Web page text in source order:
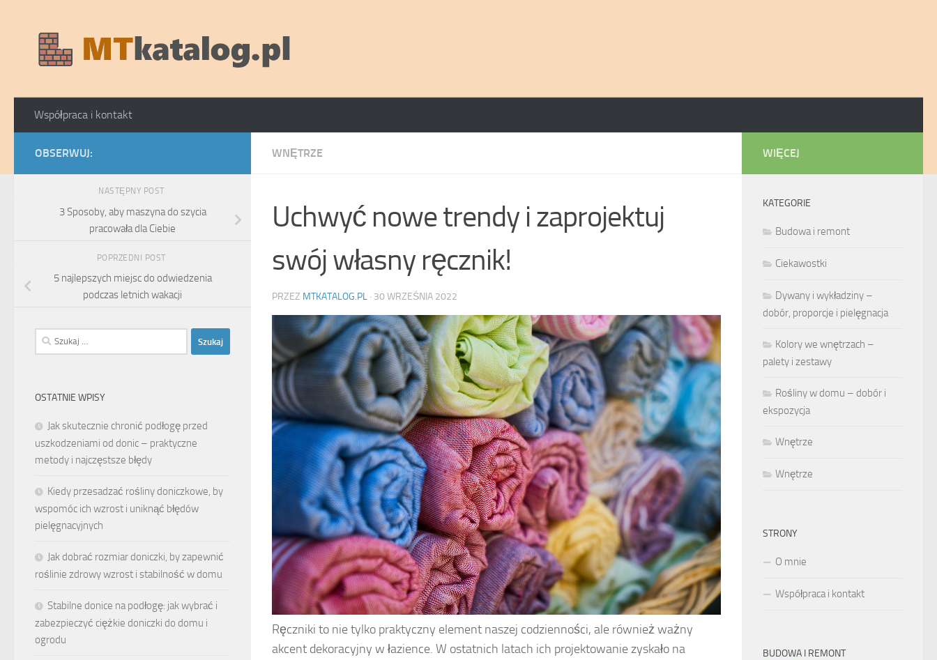
Współpraca i kontakt
WNĘTRZE
Uchwyć nowe trendy i zaprojektuj
swój własny ręcznik!
PRZEZ MTKATALOG.PL · 30 WRZEŚNIA 2022
Ręczniki to nie tylko praktyczny element naszej codzienności, ale również ważny
akcent dekoracyjny w łazience. W ostatnich latach ich projektowanie zyskało na
OBSERWUJ:
NASTĘPNY POST
3 Sposoby, aby maszyna do szycia
pracowała dla Ciebie
POPRZEDNI POST
5 najlepszych miejsc do odwiedzenia
podczas letnich wakacji
Szukaj:
OSTATNIE WPISY
Jak skutecznie chronić podłogę przed
uszkodzeniami od donic – praktyczne
metody i najczęstsze błędy
Kiedy przesadzać rośliny doniczkowe, by
wspomóc ich wzrost i uniknąć błędów
pielęgnacyjnych
Jak dobrać rozmiar doniczki, by zapewnić
roślinie zdrowy wzrost i stabilność w domu
Stabilne donice na podłogę: jak wybrać i
zabezpieczyć ciężkie doniczki do domu i
ogrodu
WIĘCEJ
KATEGORIE
Budowa i remont
Ciekawostki
Dywany i wykładziny –
dobór, proporcje i pielęgnacja
Kolory we wnętrzach –
palety i zestawy
Rośliny w domu – dobór i
ekspozycja
Wnętrze
Wnętrze
STRONY
O mnie
Współpraca i kontakt
BUDOWA I REMONT